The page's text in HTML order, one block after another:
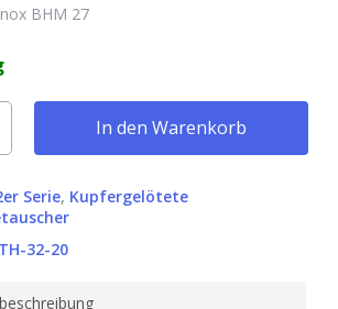
BHM 27
In den Warenkorb
Serie, Kupfergelötete
32-20